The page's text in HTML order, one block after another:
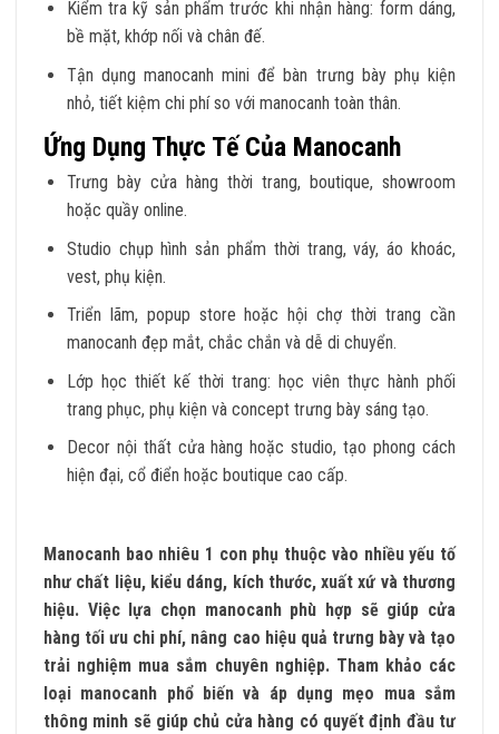
Kiểm tra kỹ sản phẩm trước khi nhận hàng: form dáng,
bề mặt, khớp nối và chân đế.
Tận dụng manocanh mini để bàn trưng bày phụ kiện
nhỏ, tiết kiệm chi phí so với manocanh toàn thân.
Ứng Dụng Thực Tế Của Manocanh
Trưng bày cửa hàng thời trang, boutique, showroom
hoặc quầy online.
Studio chụp hình sản phẩm thời trang, váy, áo khoác,
vest, phụ kiện.
Triển lãm, popup store hoặc hội chợ thời trang cần
manocanh đẹp mắt, chắc chắn và dễ di chuyển.
Lớp học thiết kế thời trang: học viên thực hành phối
trang phục, phụ kiện và concept trưng bày sáng tạo.
Decor nội thất cửa hàng hoặc studio, tạo phong cách
hiện đại, cổ điển hoặc boutique cao cấp.
Manocanh bao nhiêu 1 con phụ thuộc vào nhiều yếu tố
như chất liệu, kiểu dáng, kích thước, xuất xứ và thương
hiệu. Việc lựa chọn manocanh phù hợp sẽ giúp cửa
hàng tối ưu chi phí, nâng cao hiệu quả trưng bày và tạo
trải nghiệm mua sắm chuyên nghiệp. Tham khảo các
loại manocanh phổ biến và áp dụng mẹo mua sắm
thông minh sẽ giúp chủ cửa hàng có quyết định đầu tư